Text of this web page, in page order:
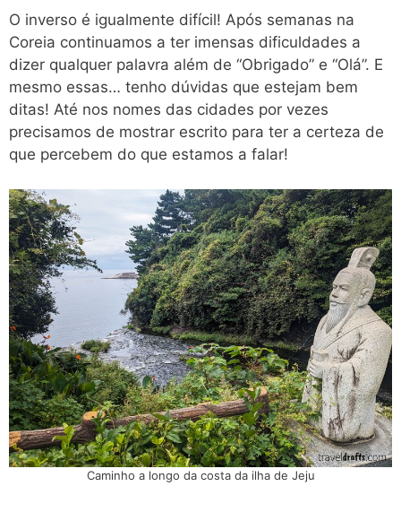
O inverso é igualmente difícil! Após semanas na
Coreia continuamos a ter imensas dificuldades a
dizer qualquer palavra além de “Obrigado” e “Olá”. E
mesmo essas… tenho dúvidas que estejam bem
ditas! Até nos nomes das cidades por vezes
precisamos de mostrar escrito para ter a certeza de
que percebem do que estamos a falar!
Caminho a longo da costa da ilha de Jeju